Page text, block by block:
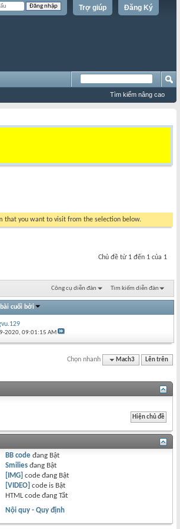
Đăng Ký
Trợ giúp
Tìm kiếm nâng cao
that you want to visit from the selection below.
Chủ đề từ 1 đến 1 của 1
Công cụ diễn đàn Tìm kiếm diễn đàn
cuối bởi
2020,09:01:15 AM
Chọn nhanh Mach3 Lên trên
BB code đang Bật
Smilies đang Bật
[IMG] code đang Bật
[VIDEO] code is Bật
HTML code đangTắt
Nội quy - Quy định